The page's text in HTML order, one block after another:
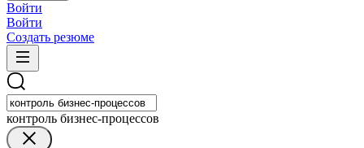
Войти
Войти
Создать резюме
контроль бизнес-процессов